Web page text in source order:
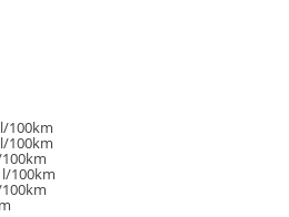
100km
100km
l/100km